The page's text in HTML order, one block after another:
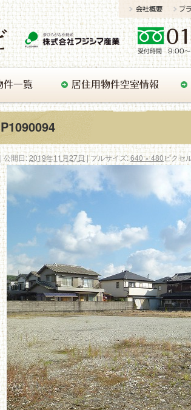
P1090094
| 公開日:2019年11月27日 |フルサイズ:640 × 480ピクセ